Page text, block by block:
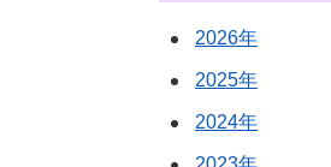
2026年
2025年
2024年